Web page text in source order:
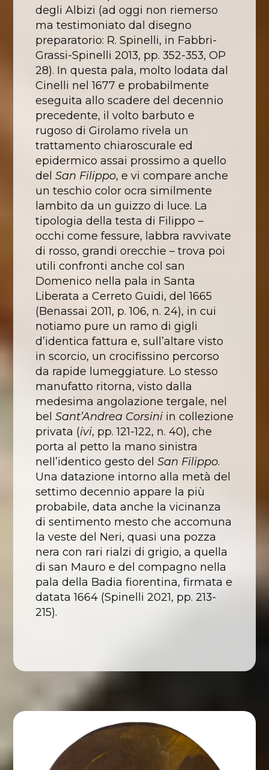
degli Albizi (ad oggi non riemerso
ma testimoniato dal disegno
preparatorio: R. Spinelli, in Fabbri-
Grassi-Spinelli 2013, pp. 352-353, OP
28). In questa pala, molto lodata dal
Cinelli nel 1677 e probabilmente
eseguita allo scadere del decennio
precedente, il volto barbuto e
rugoso di Girolamo rivela un
trattamento chiaroscurale ed
epidermico assai prossimo a quello
del San Filippo, e vi compare anche
un teschio color ocra similmente
lambito da un guizzo di luce. La
tipologia della testa di Filippo –
occhi come fessure, labbra ravvivate
di rosso, grandi orecchie – trova poi
utili confronti anche col san
Domenico nella pala in Santa
Liberata a Cerreto Guidi, del 1665
(Benassai 2011, p. 106, n. 24), in cui
notiamo pure un ramo di gigli
d’identica fattura e, sull’altare visto
in scorcio, un crocifissino percorso
da rapide lumeggiature. Lo stesso
manufatto ritorna, visto dalla
medesima angolazione tergale, nel
bel Sant’Andrea Corsiniin collezione
privata (ivi, pp. 121-122, n. 40), che
porta al petto la mano sinistra
nell’identico gesto del San Filippo.
Una datazione intorno alla metà del
settimo decennio appare la più
probabile, data anche la vicinanza
di sentimento mesto che accomuna
la veste del Neri, quasi una pozza
nera con rari rialzi di grigio, a quella
di san Mauro e del compagno nella
pala della Badia fiorentina, firmata e
datata 1664 (Spinelli 2021, pp. 213-
215).